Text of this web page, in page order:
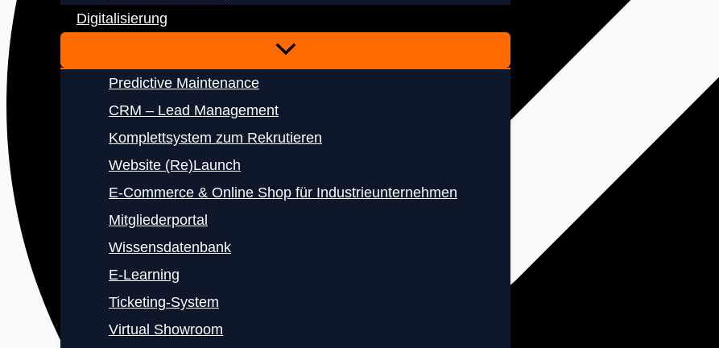
Digitalisierung
Predictive Maintenance
CRM – Lead Management
Komplettsystem zum Rekrutieren
Website (Re)Launch
E‑Commerce & Online Shop für Industrieunternehmen
Mitgliederportal
Wissensdatenbank
E‑Learning
Ticketing-System
Virtual Showroom